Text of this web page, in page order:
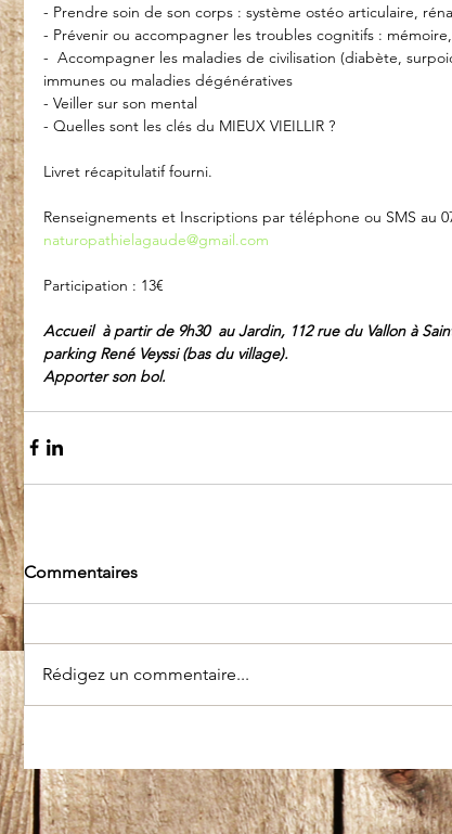
- Prendre soin de son corps : système ostéo articulaire,
- Prévenir ou accompagner les troubles cognitifs :
-  Accompagner les maladies de civilisation (diabète,
immunes ou maladies dégénératives
- Veiller sur son mental
- Quelles sont les clés du MIEUX VIEILLIR ?
Livret récapitulatif fourni.
Renseignements et Inscriptions par téléphone ou SMS au
naturopathielagaude@gmail.com
Participation : 13€
Accueil  à partir de 9h30  au Jardin, 112 rue du Vallon à
parking René Veyssi (bas du village).
Apporter son bol.
Commentaires
Rédigez un commentaire...